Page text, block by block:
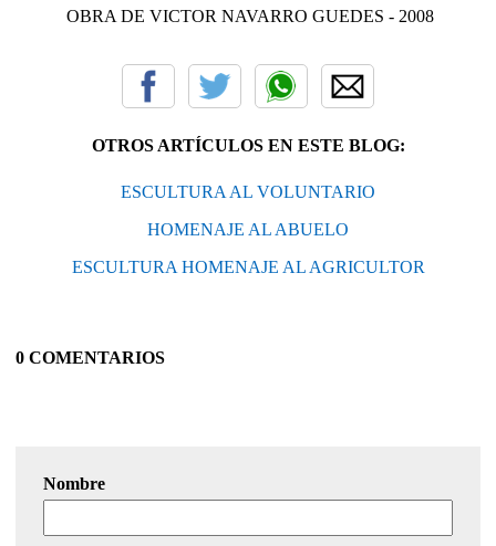
OBRA DE VICTOR NAVARRO GUEDES - 2008
OTROS ARTÍCULOS EN ESTE BLOG:
ESCULTURA AL VOLUNTARIO
HOMENAJE AL ABUELO
ESCULTURA HOMENAJE AL AGRICULTOR
0 COMENTARIOS
Nombre